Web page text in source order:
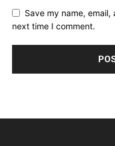
Save my name,
next time I comment.